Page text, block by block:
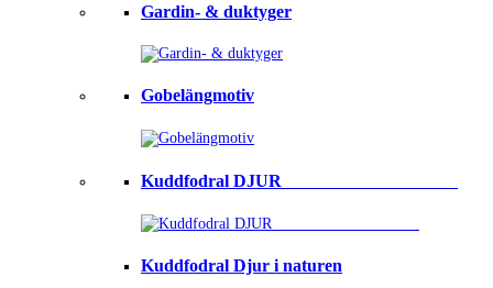
Gardin- & duktyger
Gobelängmotiv
Kuddfodral DJUR ⠀⠀⠀⠀⠀⠀⠀⠀⠀⠀⠀⠀⠀
Kuddfodral Djur i naturen